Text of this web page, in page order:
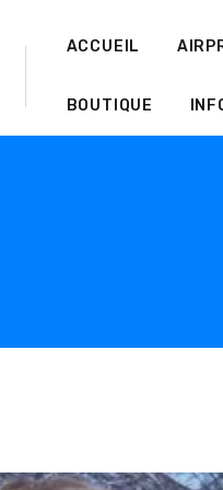
ACCUEIL
BOUTIQUE